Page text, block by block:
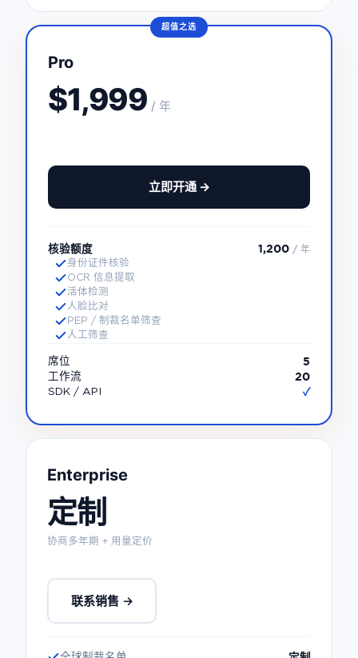
超值之选
Pro
$1,999 / 年
立即开通 →
核验额度 1,200 / 年
身份证件核验
OCR 信息提取
活体检测
人脸比对
PEP / 制裁名单筛查
人工筛查
席位 5
工作流 20
SDK / API ✓
Enterprise
定制
协商多年期 + 用量定价
联系销售 →